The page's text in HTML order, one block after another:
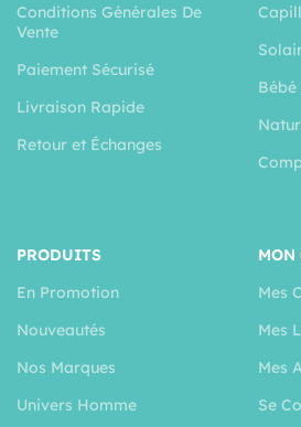
Conditions Générales De
Vente
Paiement Sécurisé
Livraison Rapide
Retour et Échanges
PRODUITS
En Promotion
Nouveautés
Nos Marques
Univers Homme
MON
Mes
Mes
Mes
Se